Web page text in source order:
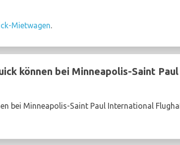
Mietwagen.
können bei Minneapolis-Saint
bei Minneapolis-Saint Paul International